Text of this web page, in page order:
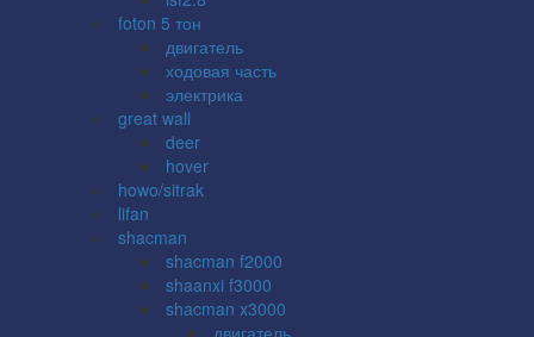
foton 5 тон
двигатель
ходовая часть
электрика
great wall
deer
hover
howo/sitrak
lifan
shacman
shacman f2000
shaanxi f3000
shacman x3000
двигатель